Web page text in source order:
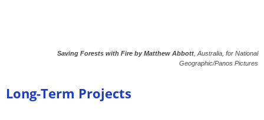
Saving Forests with Fire by Matthew Abbott , Australia, for National
Geographic/Panos Pictures
Long-Term Projects